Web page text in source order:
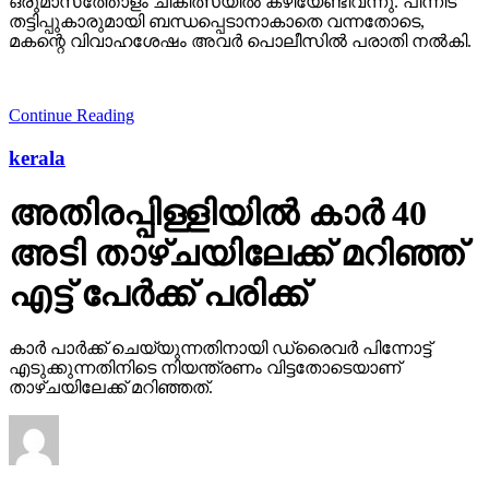
തട്ടിപ്പുകാരുമായി ബന്ധപ്പെടാനാകാതെ വന്നതോടെ,
മകന്റെ വിവാഹശേഷം അവര്‍ പൊലീസില്‍ പരാതി നല്‍കി.
Continue Reading
kerala
അതിരപ്പിള്ളിയില്‍ കാര്‍ 40
അടി താഴ്ചയിലേക്ക് മറിഞ്ഞ്
എട്ട് പേര്‍ക്ക് പരിക്ക്
കാര്‍ പാര്‍ക്ക് ചെയ്യുന്നതിനായി ഡ്രൈവര്‍ പിന്നോട്ട്
എടുക്കുന്നതിനിടെ നിയന്ത്രണം വിട്ടതോടെയാണ്
താഴ്ചയിലേക്ക് മറിഞ്ഞത്.